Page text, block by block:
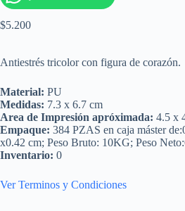
$5.200
Antiestrés tricolor con figura de corazón.
Material: PU
Medidas: 7.3 x 6.7 cm
Area de Impresión apróximada: 4.5 x
Empaque: 384 PZAS en caja máster
x0.42 cm; Peso Bruto: 10KG; Peso
Inventario: 0
Ver Terminos y Condiciones